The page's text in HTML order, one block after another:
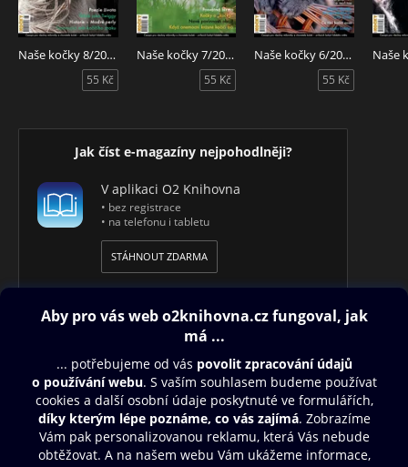
Naše kočky 8/2026
55 Kč
Naše kočky 7/2026
55 Kč
Naše kočky 6/2026
55 Kč
Jak číst e-magazíny nejpohodlněji?
V aplikaci O2 Knihovna
• bez registrace
• na telefonu i tabletu
STÁHNOUT ZDARMA
Obsah ke stažení
Moje O2 Knihovna
Další zábava